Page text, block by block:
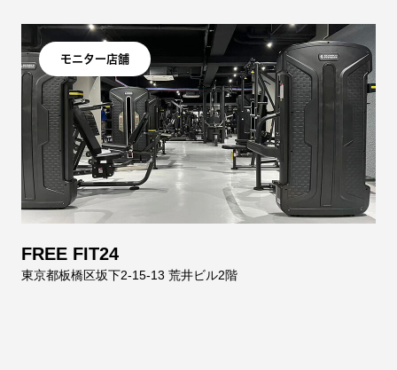
FREE FIT24
東京都板橋区坂下2-15-13 荒井ビル2階
モニター店舗